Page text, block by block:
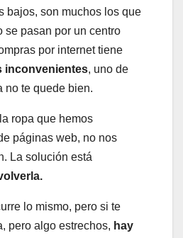
bajos, son muchos los que
se pasan por un centro
por internet tiene
inconvenientes, uno de
no te quede bien.
ropa que hemos
páginas web, no nos
La solución está
lo mismo, pero si te
pero algo estrechos, hay